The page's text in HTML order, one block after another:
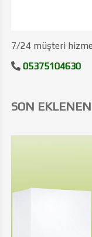
7/24 müşteri
05375104630
SON